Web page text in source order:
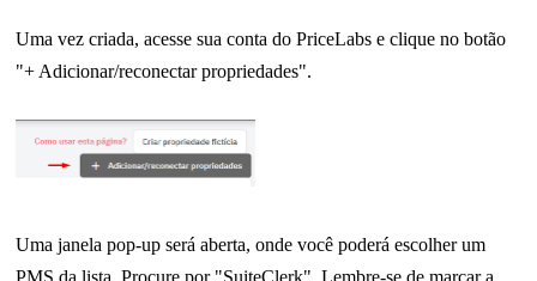
Uma vez criada, acesse sua conta do PriceLabs e clique no botão
"+ Adicionar/reconectar propriedades".
Uma janela pop-up será aberta, onde você poderá escolher um
PMS da lista. Procure por "SuiteClerk". Lembre-se de marcar a